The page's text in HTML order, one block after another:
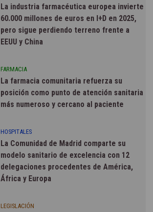
La industria farmacéutica europea invierte
60.000 millones de euros en I+D en 2025,
pero sigue perdiendo terreno frente a
EEUU y China
FARMACIA
La farmacia comunitaria refuerza su
posición como punto de atención sanitaria
más numeroso y cercano al paciente
HOSPITALES
La Comunidad de Madrid comparte su
modelo sanitario de excelencia con 12
delegaciones procedentes de América,
África y Europa
LEGISLACIÓN